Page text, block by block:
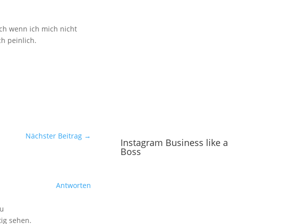
wenn ich mich nicht
peinlich.
Nächster Beitrag →
sehen.
Antworten
Instagram Business like a
Boss